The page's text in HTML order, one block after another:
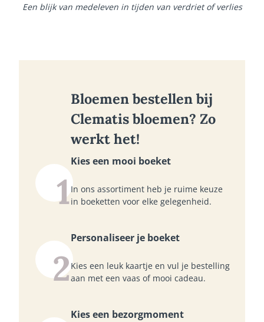
Een blijk van medeleven in tijden van verdriet of verlies
Bloemen bestellen bij
Clematis bloemen? Zo
werkt het!
1
Kies een mooi boeket
In ons assortiment heb je ruime keuze
in boeketten voor elke gelegenheid.
2
Personaliseer je boeket
Kies een leuk kaartje en vul je bestelling
aan met een vaas of mooi cadeau.
Kies een bezorgmoment